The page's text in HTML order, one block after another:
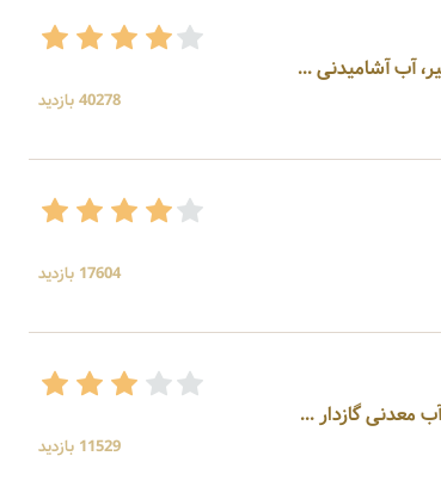
آب آشامیدنی ...
40278 بازدید
17604 بازدید
معدنی گازدار ...
11529 بازدید